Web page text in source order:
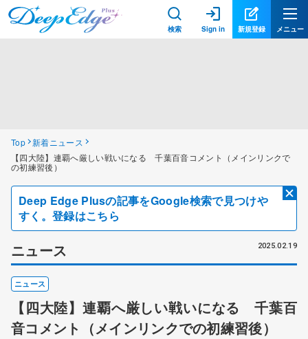
検索 Sign in 新規登録 メニュー
Top 新着ニュース
【四大陸】連覇へ厳しい戦いになる 千葉百音コメント（メインリンクで
の初練習後）
Deep Edge Plusの記事をGoogle検索で見つけや
すく。登録はこちら
ニュース 2025.02.19
ニュース
【四大陸】連覇へ厳しい戦いになる 千葉百
音コメント（メインリンクでの初練習後）